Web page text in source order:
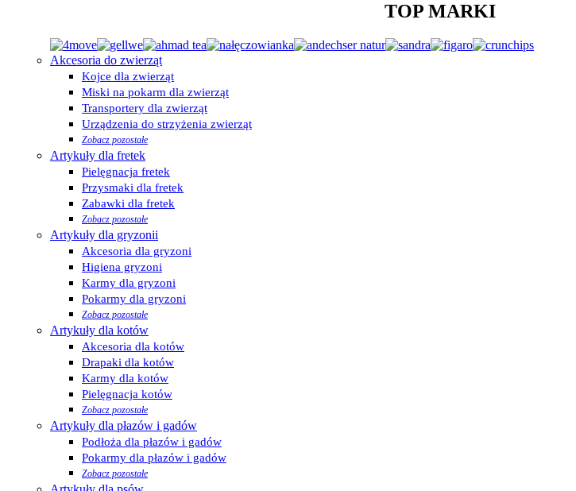
TOP MARKI
Akcesoria do zwierząt
Kojce dla zwierząt
Miski na pokarm dla zwierząt
Transportery dla zwierząt
Urządzenia do strzyżenia zwierząt
Zobacz pozostałe
Artykuły dla fretek
Pielęgnacja fretek
Przysmaki dla fretek
Zabawki dla fretek
Zobacz pozostałe
Artykuły dla gryzonii
Akcesoria dla gryzoni
Higiena gryzoni
Karmy dla gryzoni
Pokarmy dla gryzoni
Zobacz pozostałe
Artykuły dla kotów
Akcesoria dla kotów
Drapaki dla kotów
Karmy dla kotów
Pielęgnacja kotów
Zobacz pozostałe
Artykuły dla płazów i gadów
Podłoża dla płazów i gadów
Pokarmy dla płazów i gadów
Zobacz pozostałe